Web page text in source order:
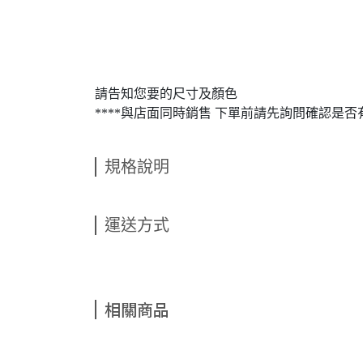
請告知您要的尺寸及顏色
****與店面同時銷售 下單前請先詢問確認是
規格說明
運送方式
相關商品